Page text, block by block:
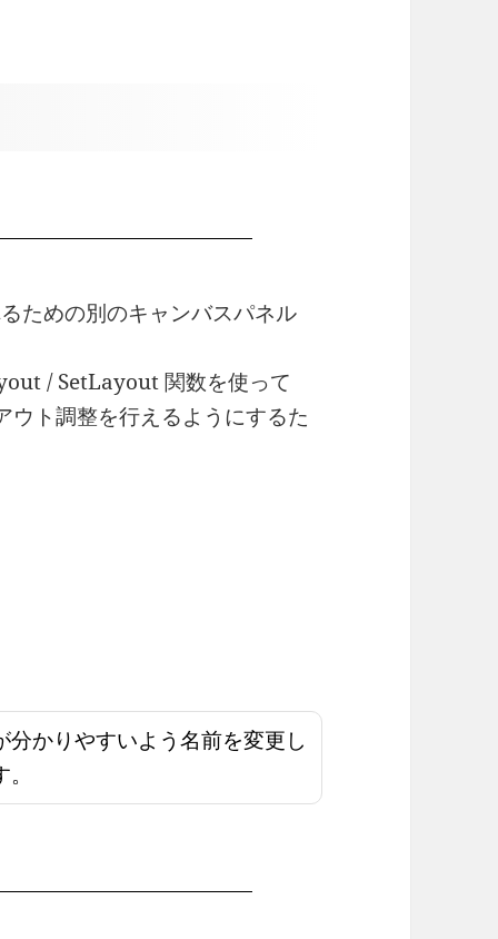
ための別のキャンバスパネル
/ SetLayout 関数を使って
ト調整を行えるようにするた
かりやすいよう名前を変更し